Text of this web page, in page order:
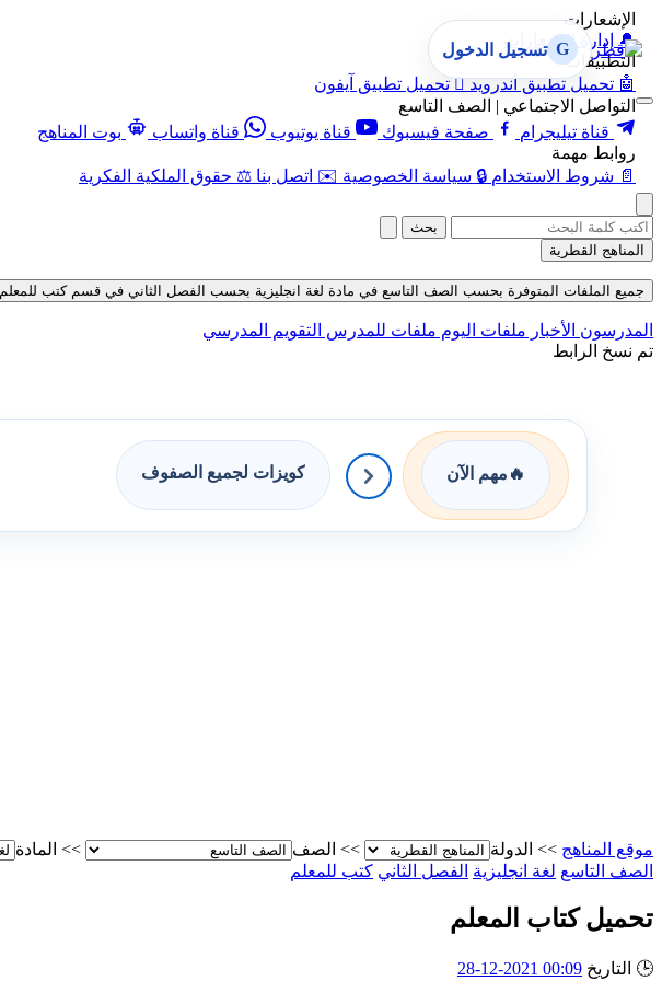
الإشعارات
🔔 إدارة الإشعارات
التطبيقات
🤖 تحميل تطبيق أندرويد  تحميل تطبيق آيفون
التواصل الاجتماعي | الصف التاسع
قناة تيليجرام
صفحة فيسبوك قناة يوتيوب قناة واتساب
بوت المناهج
روابط مهمة
📄 شروط الاستخدام 🔒 سياسة الخصوصية ✉️ اتصل بنا ⚖️ حقوق الملكية الفكرية
G تسجيل الدخول
بحث
المناهج القطرية
جميع الملفات المتوفرة بحسب الصف التاسع في مادة لغة انجليزية بحسب الفصل الثاني في قسم كتب للمعلم حتى
المدرسون الأخبار ملفات اليوم ملفات للمدرس التقويم المدرسي
تم نسخ الرابط
🔥 مهم الآن كويزات لجميع الصفوف
موقع المناهج >> الدولة >> الصف >> المادة
الصف التاسع لغة انجليزية الفصل الثاني كتب للمعلم
تحميل كتاب المعلم
🕒 التاريخ 00:09 2021-12-28